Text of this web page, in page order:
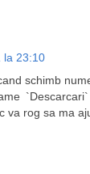
la 23:10
schimb
va rog sa ma